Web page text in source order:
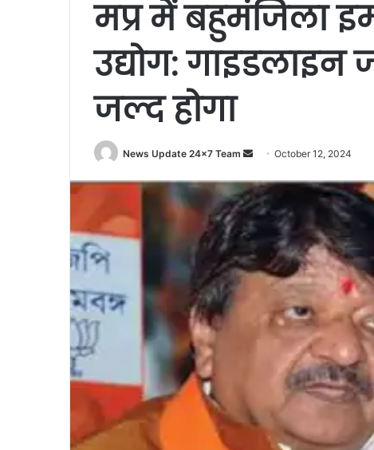
मप्र में बहुमंजिला
उद्योग: गाइडलाइन
जल्द होगा
News Update 24x7 Team
Send
email
October 12, 2024